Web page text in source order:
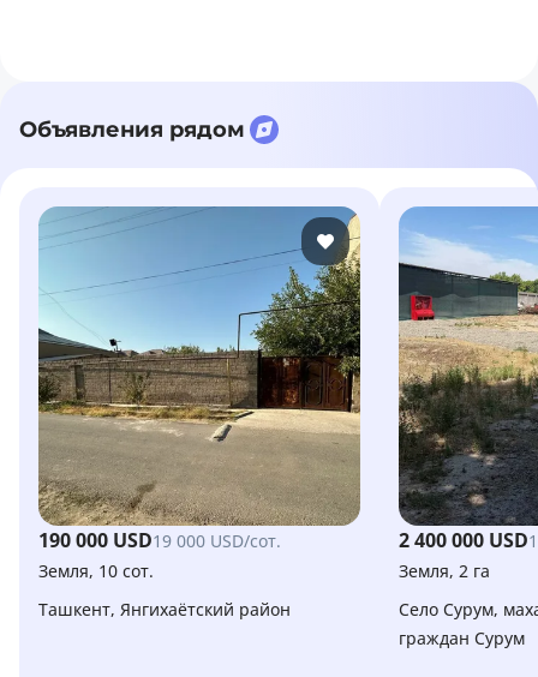
Объявления рядом
190 000 USD19 000 USD/сот.
Земля, 10 сот.
Ташкент, Янгихаётский район
2 400 000 USD
Земля, 2 га
село Сурум, махаллинский сход
граждан Сурум